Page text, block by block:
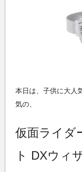
本日は、子供に大人
気の、
仮面ライダ
ト DXウィ